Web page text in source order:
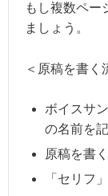
もし複数ペー
ましょう。
＜原稿を書く
ボイスサ
の名前を
原稿を書
「セリフ